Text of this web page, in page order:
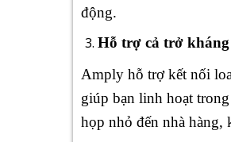
động.
Hỗ trợ cả trở kháng
Amply hỗ trợ kết nối
giúp bạn linh hoạt
họp nhỏ đến nhà hàng,